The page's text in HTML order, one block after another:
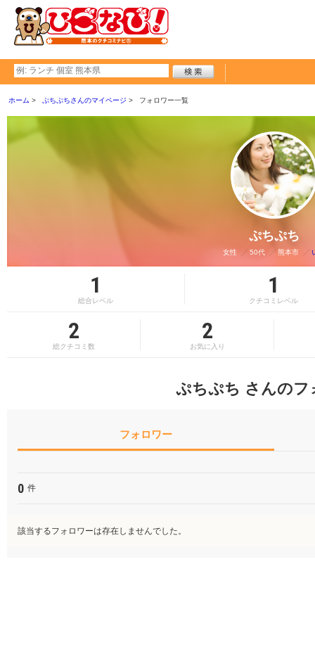
ホーム ぷちぷちさんのマイページ フォロワー一覧
ぷちぷち
女性 50代 熊本市
1
総合レベル
1
クチコミレベル
2
総クチコミ数
2
お気に入り
ぷちぷち さんのフ
フォロワー
0 件
該当するフォロワーは存在しませんでした。